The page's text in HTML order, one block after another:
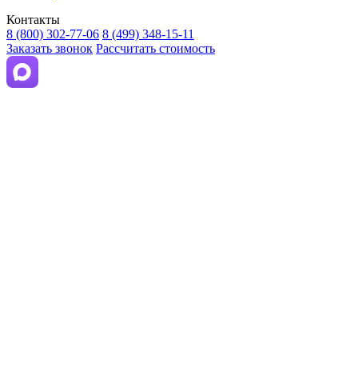
Контакты
8 (800) 302-77-06 8 (499) 348-15-11
Заказать звонок Рассчитать стоимость